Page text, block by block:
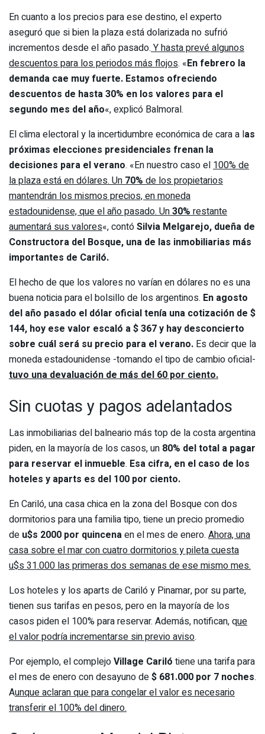
En cuanto a los precios para ese destino, el experto
aseguró que si bien la plaza está dolarizada no sufrió
incrementos desde el año pasado. Y hasta prevé algunos
descuentos para los periodos más flojos. «En febrero la
demanda cae muy fuerte. Estamos ofreciendo
descuentos de hasta 30% en los valores para el
segundo mes del año«, explicó Balmoral.
El clima electoral y la incertidumbre económica de cara a las
próximas elecciones presidenciales frenan la
decisiones para el verano. «En nuestro caso el 100% de
la plaza está en dólares. Un 70% de los propietarios
mantendrán los mismos precios, en moneda
estadounidense, que el año pasado. Un30% restante
aumentará sus valores«, contóSilvia Melgarejo, dueña de
Constructora del Bosque, una de las inmobiliarias más
importantes de Cariló.
El hecho de que los valores no varían en dólares no es una
buena noticia para el bolsillo de los argentinos. En agosto
del año pasado el dólar oficial tenía una cotización de $
144, hoy ese valor escaló a $ 367 y hay desconcierto
sobre cuál será su precio para el verano. Es decir que la
moneda estadounidense -tomando el tipo de cambio oficial-
tuvo una devaluación de más del 60 por ciento.
Sin cuotas y pagos adelantados
Las inmobiliarias del balneario más top de la costa argentina
piden, en la mayoría de los casos, un 80% del total a pagar
para reservar el inmueble. Esa cifra, en el caso de los
hoteles y aparts es del 100 por ciento.
En Cariló, una casa chica en la zona del Bosque con dos
dormitorios para una familia tipo, tiene un precio promedio
de u$s 2000 por quincenaen el mes de enero. Ahora, una
casa sobre el mar con cuatro dormitorios y pileta cuesta
u$s 31.000 las primeras dos semanas de ese mismo mes.
Los hoteles y los aparts de Cariló y Pinamar, por su parte,
tienen sus tarifas en pesos, pero en la mayoría de los
casos piden el 100% para reservar. Además, notifican, que
el valor podría incrementarse sin previo aviso.
Por ejemplo, el complejoVillage Cariló tiene una tarifa para
el mes de enero con desayuno de$ 681.000 por 7 noches.
Aunque aclaran que para congelar el valor es necesario
transferir el 100% del dinero.